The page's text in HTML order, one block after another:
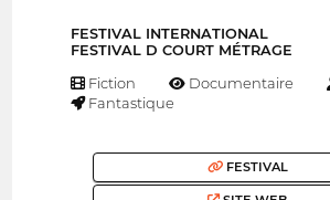
FESTIVAL INTERNATIONAL
FESTIVAL D COURT MÉTRAGE
Fiction Documentaire
Fantastique
FESTIVAL